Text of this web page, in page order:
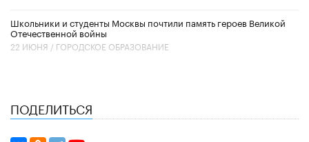
Школьники и студенты Москвы почтили память героев Великой
Отечественной войны
22 ИЮНЯ / ГОРОДСКОЕ ОБРАЗОВАНИЕ
ПОДЕЛИТЬСЯ